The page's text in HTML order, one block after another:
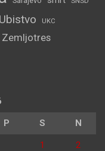
Ubistvo UKC
Zemljotres
P S N
1 2